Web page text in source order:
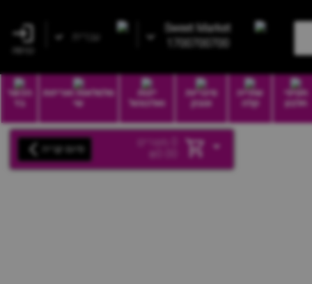
עברית
Sweet Market
1700700700
חטיפי
חלבון
שתייה
קלה
סיגריות
וטבק
יינות
ואלכוהול
סלסלאות ואריזות
שי
הכשר
בד
מוצרים
₪ סיום קנייה